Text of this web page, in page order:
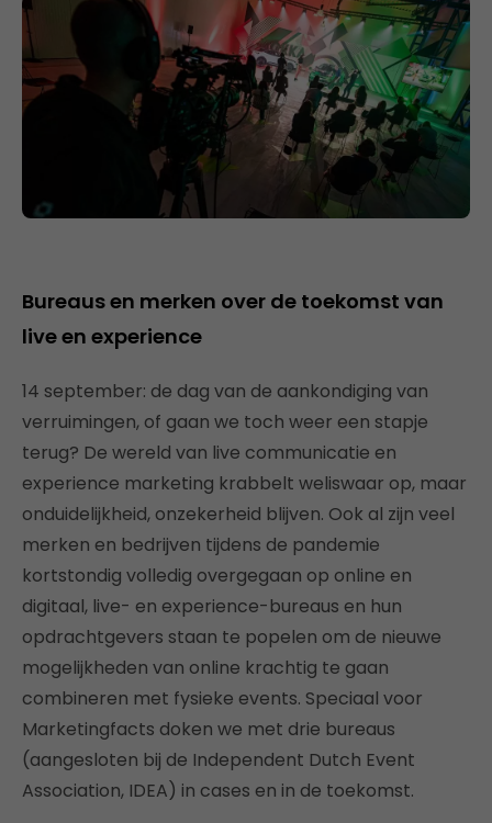
Bureaus en merken over de toekomst van
live en experience
14 september: de dag van de aankondiging van
verruimingen, of gaan we toch weer een stapje
terug? De wereld van live communicatie en
experience marketing krabbelt weliswaar op, maar
onduidelijkheid, onzekerheid blijven. Ook al zijn veel
merken en bedrijven tijdens de pandemie
kortstondig volledig overgegaan op online en
digitaal, live- en experience-bureaus en hun
opdrachtgevers staan te popelen om de nieuwe
mogelijkheden van online krachtig te gaan
combineren met fysieke events. Speciaal voor
Marketingfacts doken we met drie bureaus
(aangesloten bij de Independent Dutch Event
Association, IDEA) in cases en in de toekomst.